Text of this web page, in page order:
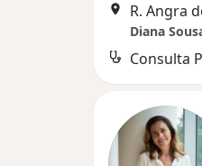
Diana
Consulta